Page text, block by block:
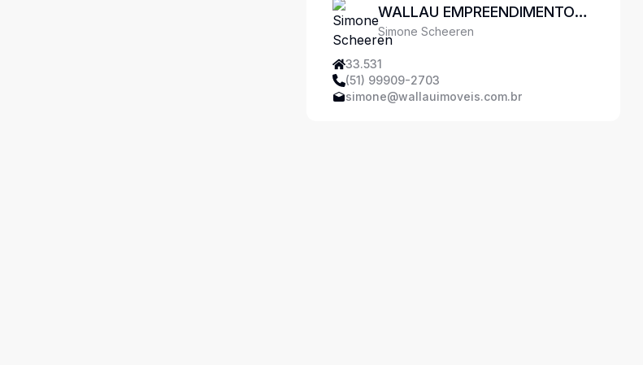
WALLAU EMPREENDIMENTOS
IMOBILIÁRIOS
Simone Scheeren
33.531
(51) 99909-2703
simone@wallauimoveis.com.br